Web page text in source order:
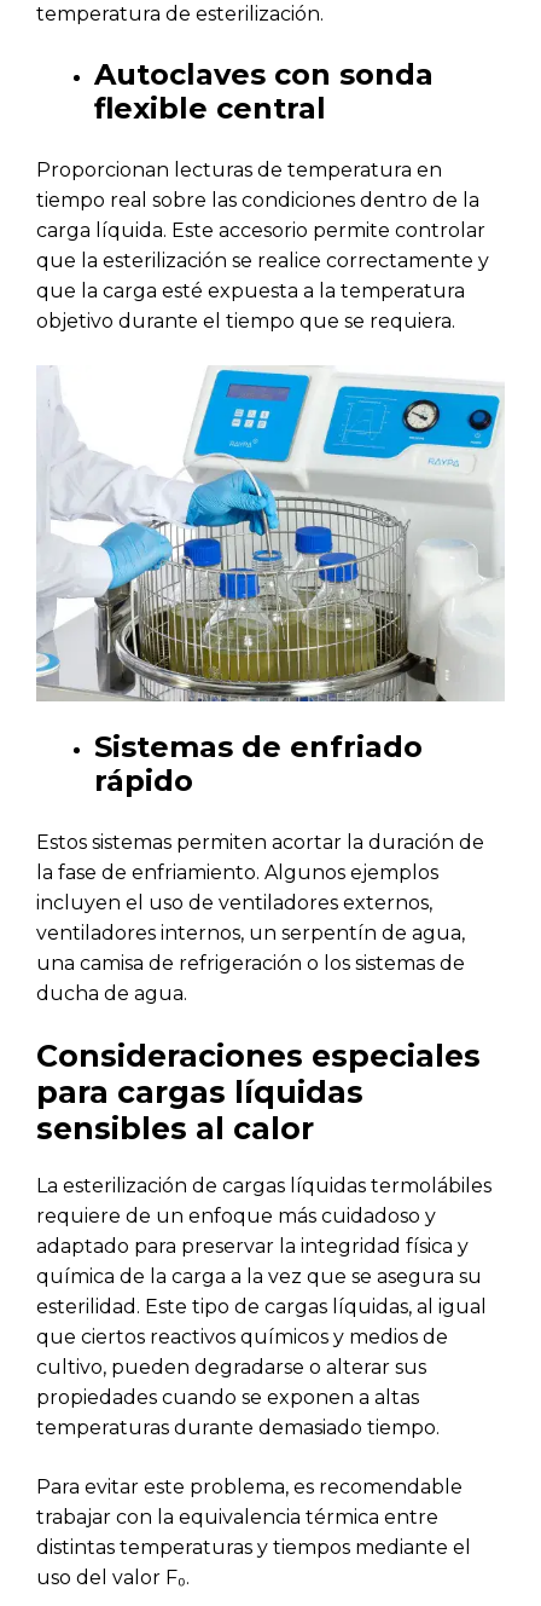
temperatura de esterilización.
Autoclaves con sonda
flexible central
Proporcionan lecturas de temperatura en
tiempo real sobre las condiciones dentro de la
carga líquida. Este accesorio permite controlar
que la esterilización se realice correctamente y
que la carga esté expuesta a la temperatura
objetivo durante el tiempo que se requiera.
Sistemas de enfriado
rápido
Estos sistemas permiten acortar la duración de
la fase de enfriamiento. Algunos ejemplos
incluyen el uso de ventiladores externos,
ventiladores internos, un serpentín de agua,
una camisa de refrigeración o los sistemas de
ducha de agua.
Consideraciones especiales
para cargas líquidas
sensibles al calor
La esterilización de cargas líquidas termolábiles
requiere de un enfoque más cuidadoso y
adaptado para preservar la integridad física y
química de la carga a la vez que se asegura su
esterilidad. Este tipo de cargas líquidas, al igual
que ciertos reactivos químicos y medios de
cultivo, pueden degradarse o alterar sus
propiedades cuando se exponen a altas
temperaturas durante demasiado tiempo.
Para evitar este problema, es recomendable
trabajar con la equivalencia térmica entre
distintas temperaturas y tiempos mediante el
uso del valor F₀.